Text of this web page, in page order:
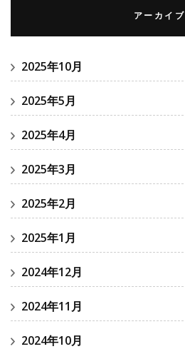
アーカイブ
2025年10月
2025年5月
2025年4月
2025年3月
2025年2月
2025年1月
2024年12月
2024年11月
2024年10月